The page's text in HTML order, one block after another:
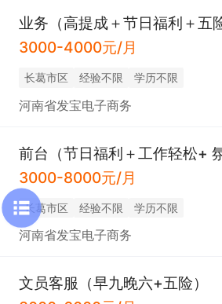
业务（高提成＋节日福利＋五
3000-4000元/月
长葛市区 经验不限 学历不限
河南省发宝电子商务
前台（节日福利＋工作轻松+
3000-8000元/月
长葛市区 经验不限 学历不限
河南省发宝电子商务
文员客服（早九晚六+五险）